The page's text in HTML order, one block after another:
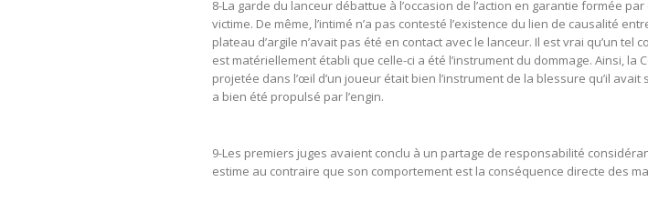
8-La garde du lanceur débattue à l’occasion de l’action en garantie formée
victime. De même, l’intimé n’a pas contesté l’existence du lien de causalité
plateau d’argile n’avait pas été en contact avec le lanceur. Il est vrai qu’un
est matériellement établi que celle-ci a été l’instrument du dommage. Ainsi,
projetée dans l’œil d’un joueur était bien l’instrument de la blessure qu’il avait
a bien été propulsé par l’engin.
9-Les premiers juges avaient conclu à un partage de responsabilité
estime au contraire que son comportement est la conséquence directe des